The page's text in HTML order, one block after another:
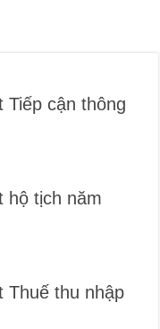
cận thông
hộ tịch năm
Thuế thu nhập